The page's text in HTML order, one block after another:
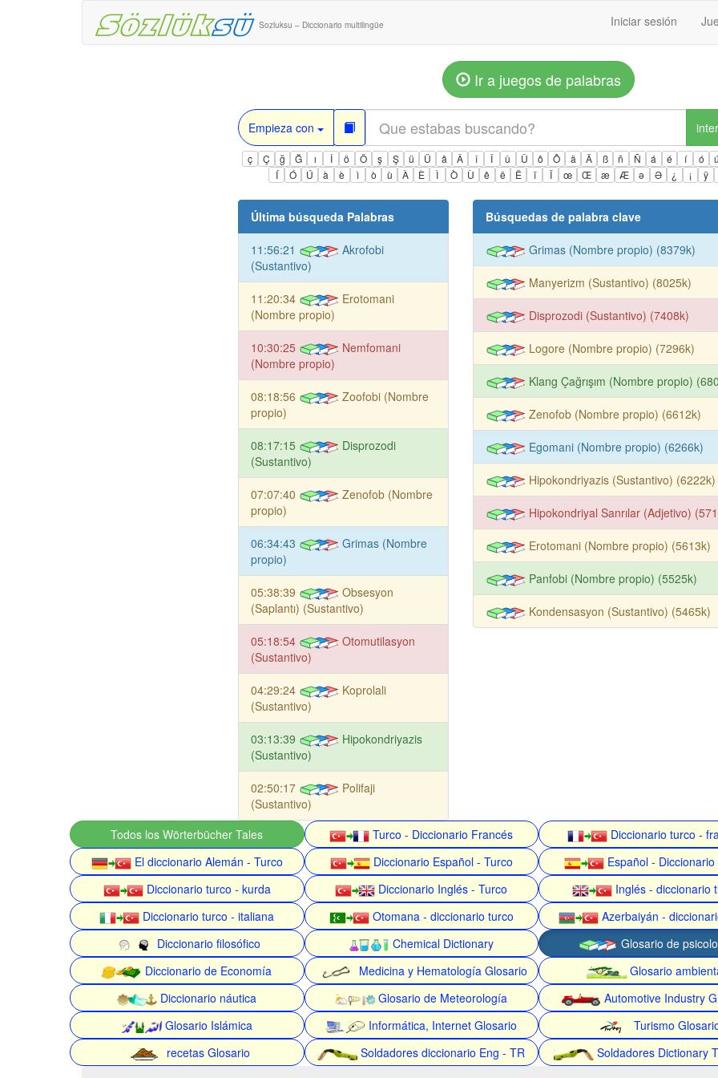
Sozluksu – Diccionario multilingüe Iniciar sesión
Ir a juegos de palabras
Empieza con
ç Ç ğ Ğ ı İ ö Ö ş Ş ü Ü â Â î Î û Û ô Ô ä Ä ß ñ Ñ á é í ó ú
Í
Ó Ú à è ì ò ù À È Ì Ò Ù ê ë Ë ï Ï œ Œ æ Æ ə Ə ¿ ¡ ÿ
Última búsqueda Palabras
11:56:21
Akrofobi
(Sustantivo)
11:20:34
Erotomani
(Nombre propio)
10:30:25
Nemfomani
(Nombre propio)
08:18:56
Zoofobi (Nombre
propio)
08:17:15
Disprozodi
(Sustantivo)
07:07:40
Zenofob (Nombre
propio)
06:34:43
Grimas (Nombre
propio)
05:38:39
Obsesyon
(Saplantı) (Sustantivo)
05:18:54
Otomutilasyon
(Sustantivo)
04:29:24
Koprolali
(Sustantivo)
03:13:39
Hipokondriyazis
(Sustantivo)
02:50:17
Polifaji
(Sustantivo)
Búsquedas de palabra clave
Grimas (Nombre propio) (8379k)
Manyerizm (Sustantivo) (8025k)
Disprozodi (Sustantivo) (7408k)
Logore (Nombre propio) (7296k)
Klang Çağrışım (Nombre propio)
Zenofob (Nombre propio) (6612k)
Egomani (Nombre propio) (6266k)
Hipokondriyazis (Sustantivo) (6222k)
Hipokondriyal Sanrılar (Adjetivo)
Erotomani (Nombre propio) (5613k)
Panfobi (Nombre propio) (5525k)
Kondensasyon (Sustantivo) (5465k)
Todos los Wörterbücher Tales Turco - Diccionario Francés Diccionario turco -
El diccionario Alemán - Turco
Diccionario Español - Turco Español - Diccionario
Diccionario turco - kurda
Diccionario Inglés - Turco Inglés - diccionario
Diccionario turco - italiana
Otomana - diccionario turco Azerbaiyán -
Diccionario filosófico
Chemical Dictionary Glosario de
Diccionario de Economía
Medicina y Hematología Glosario Glosario
Diccionario náutica
Glosario de Meteorología Automotive Industry
Glosario Islámica
Informática, Internet Glosario Turismo
recetas Glosario
Soldadores diccionario Eng - TR Soldadores Dictionary